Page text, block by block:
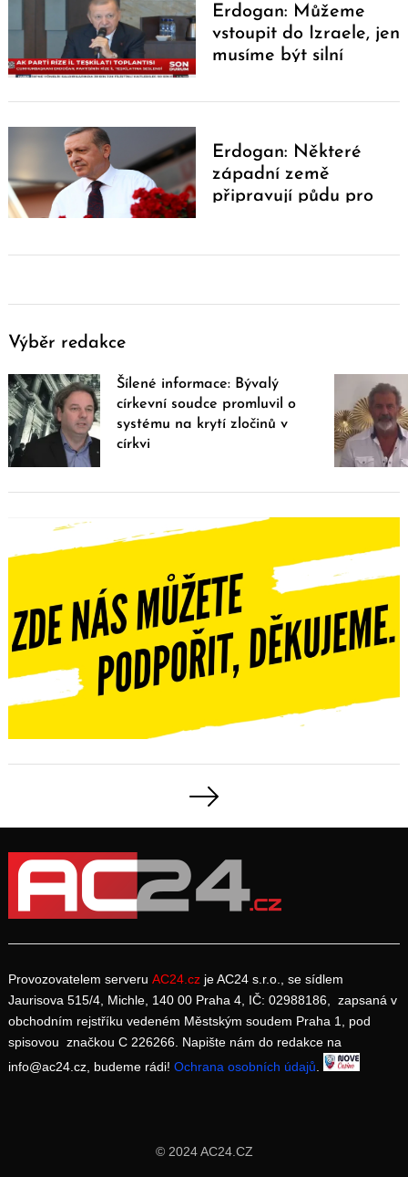
Erdogan: Můžeme
vstoupit do Izraele, jen
musíme být silní
Erdogan: Některé
západní země
připravují půdu pro
Výběr redakce
Šílené informace: Bývalý
církevní soudce promluvil o
systému na krytí zločinů v
církvi
příspěvky
Provozovatelem serveru AC24.cz je AC24 s.r.o., se sídlem
Jaurisova 515/4, Michle, 140 00 Praha 4, IČ: 02988186, zapsaná v
obchodním rejstříku vedeném Městským soudem Praha 1, pod
spisovou značkou C 226266. Napište nám do redakce na
info@ac24.cz, budeme rádi! Ochrana osobních údajů
© 2024 AC24.CZ